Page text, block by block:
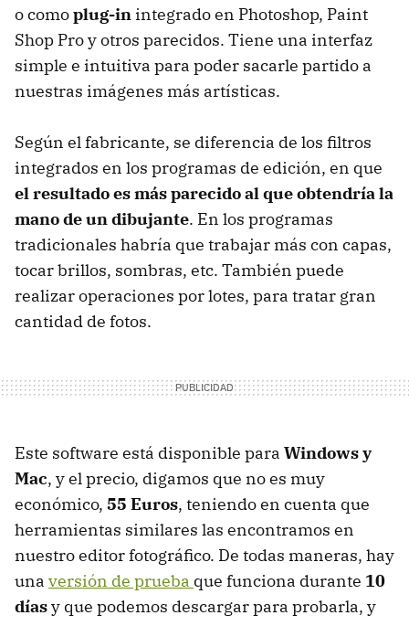
o comoplug-in integrado en Photoshop, Paint
Shop Pro y otros parecidos. Tiene una interfaz
simple e intuitiva para poder sacarle partido a
nuestras imágenes más artísticas.
Según el fabricante, se diferencia de los filtros
integrados en los programas de edición, en que
el resultado es más parecido al que obtendría la
mano de un dibujante. En los programas
tradicionales habría que trabajar más con capas,
tocar brillos, sombras, etc. También puede
realizar operaciones por lotes, para tratar gran
cantidad de fotos.
Este software está disponible para Windows y
Mac, y el precio, digamos que no es muy
económico, 55 Euros, teniendo en cuenta que
herramientas similares las encontramos en
nuestro editor fotográfico. De todas maneras, hay
una versión de prueba que funciona durante 10
díasy que podemos descargar para probarla, y